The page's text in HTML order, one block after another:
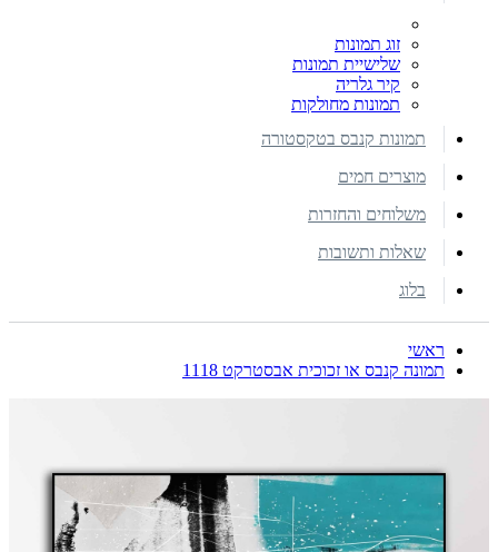
זוג תמונות
שלישיית תמונות
קיר גלריה
תמונות מחולקות
תמונות קנבס בטקסטורה
מוצרים חמים
משלוחים והחזרות
שאלות ותשובות
בלוג
ראשי
תמונה קנבס או זכוכית אבסטרקט 1118